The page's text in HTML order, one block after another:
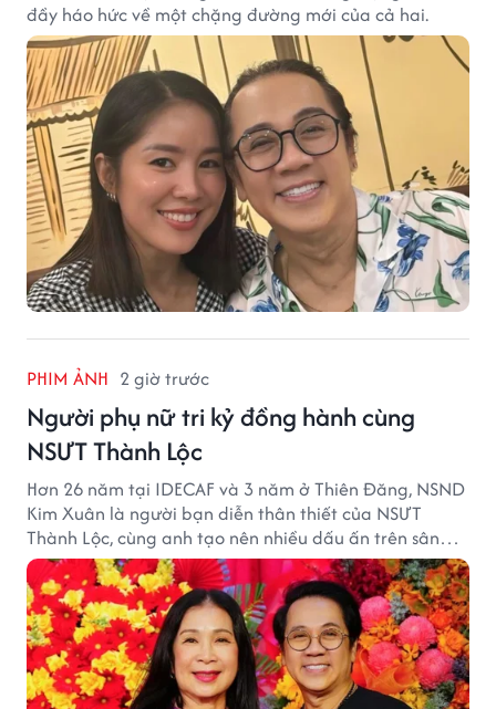
đầy háo hức về một chặng đường mới của cả hai.
PHIM ẢNH 2 giờ trước
Người phụ nữ tri kỷ đồng hành cùng
NSƯT Thành Lộc
Hơn 26 năm tại IDECAF và 3 năm ở Thiên Đăng, NSND
Kim Xuân là người bạn diễn thân thiết của NSƯT
Thành Lộc, cùng anh tạo nên nhiều dấu ấn trên sân
khấu.